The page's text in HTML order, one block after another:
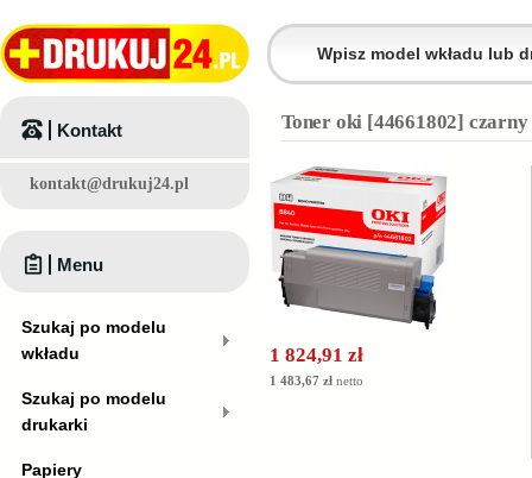
Toner oki [44661802]
1 824,91 zł
1 483,67 zł netto
Kontakt
kontakt@drukuj24.pl
Menu
Szukaj po modelu
wkładu
Szukaj po modelu
drukarki
Papiery